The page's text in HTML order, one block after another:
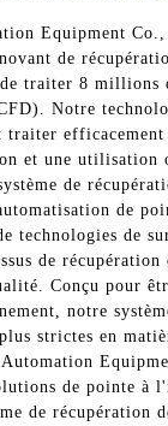
Equipment
de
traiter 8 millions
Notre
traiter efficacement
et une utilisation
de
de
technologies de
de récupération
Conçu pour
notre
strictes en
de pointe à
de récupération